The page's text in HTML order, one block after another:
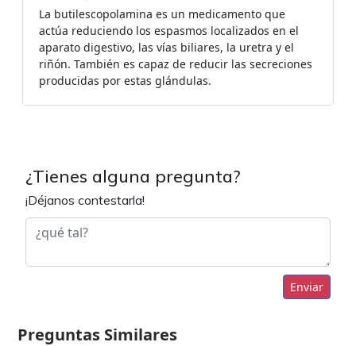
La butilescopolamina es un medicamento que
actúa reduciendo los espasmos localizados en el
aparato digestivo, las vías biliares, la uretra y el
riñón. También es capaz de reducir las secreciones
producidas por estas glándulas.
¿Tienes alguna pregunta?
¡Déjanos contestarla!
Enviar
Preguntas Similares